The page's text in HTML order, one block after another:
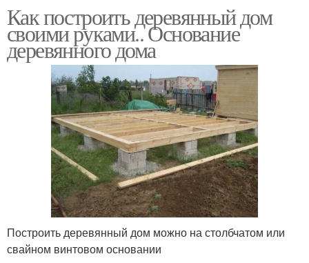
Как построить деревянный дом
своими руками.. Основание
деревянного дома
Построить деревянный дом можно на столбчатом или
свайном винтовом основании